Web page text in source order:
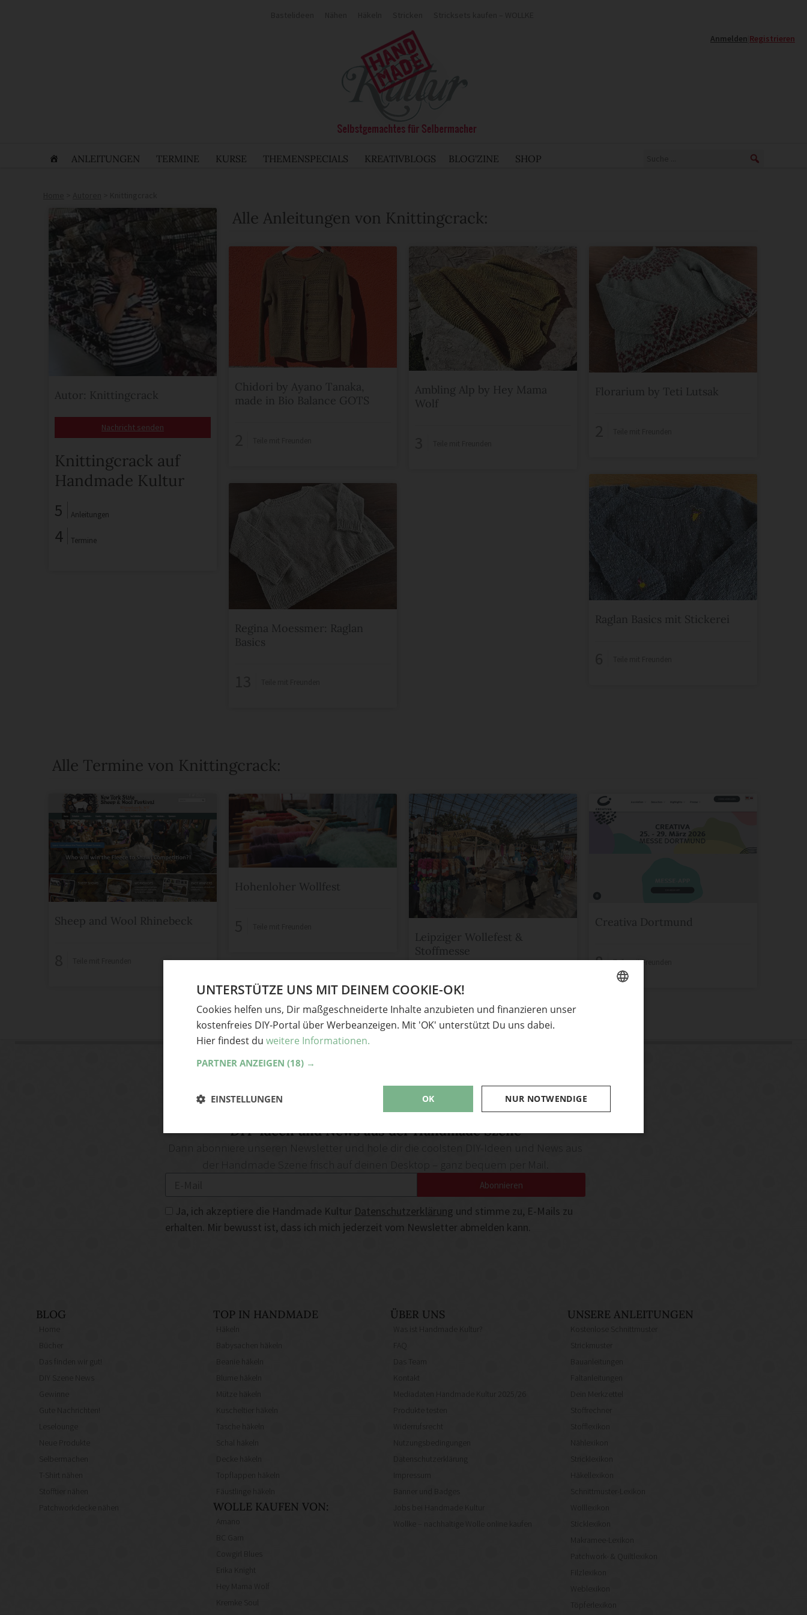
Anmelden Registrieren
ANLEITUNGEN TERMINE KURSE THEMENSPECIALS KREATIVBLOGS BLOG'ZINE SHOP
Autor: Knittingcrack
Nachricht senden
Knittingcrack auf
Handmade Kultur
5 Anleitungen
4 Termine
Alle Anleitungen von Knittingcrack:
Chidori by Ayano Tanaka,
made in Bio Balance GOTS
Ambling Alp by Hey Mama
Wolf
Florarium by Teti Lutsak
Raglan Basics mit Stickerei
Regina Moessmer: Raglan
Basics
Alle Termine von Knittingcrack:
Sheep and Wool Rhinebeck
Hohenloher Wollfest
Leipziger Wollefest &
Stoffmesse
6 Teile mit Freunden
Creativa Dortmund
8 Teile mit Freunden
DIY-Ideen und News aus der Handmade Szene
der Handmade Szene frisch auf deinen Desktop – ganz bequem per Mail.
Ja, ich akzeptiere die Handmade Kultur Datenschutzerklärung und stimme zu, E-Mails zu
erhalten. Mir bewusst ist, dass ich mich jederzeit vom Newsletter abmelden kann.
Abonnieren
BLOG
Das finden wir gut!
DIY Szene News
Gute Nachrichten!
Leselounge
Neue Produkte
T-Shirt nähen
Stofftier nähen
Patchworkdecke nähen
TOP IN HANDMADE
Häkeln
Babysachen häkeln
Blume häkeln
Mütze häkeln
Kuscheltier häkeln
Tasche häkeln
Topflappen häkeln
Fäustlinge häkeln
WOLLE KAUFEN VON:
Cowgirl Blues
Erika Knight
Hey Mama Wolf
Kremke Soul
ÜBER UNS
Was ist Handmade Kultur?
Das Team
Kontakt
Mediadaten Handmade Kultur 2025/26
Produkte testen
Widerrufsrecht
Nutzungsbedingungen
Datenschutzerklärung
Banner und Badges
Jobs bei Handmade Kultur
Wollke – nachhaltige Wolle online kaufen
UNSERE ANLEITUNGEN
Kostenlose Schnittmuster
Strickmuster
Bauanleitungen
Faltanleitungen
Dein Merkzettel
Stoffrechner
Stofflexikon
Nählexikon
Stricklexikon
Häkellexikon
Schnittmuster-Lexikon
Wolllexikon
Sticklexikon
Makramee-Lexikon
Patchwork- & Quiltlexikon
Filzlexikon
Töpferlexikon
UNTERSTÜTZE UNS MIT DEINEM COOKIE-OK!
Cookies helfen uns, Dir maßgeschneiderte Inhalte anzubieten und finanzieren unser
kostenfreies DIY-Portal über Werbeanzeigen. Mit 'OK' unterstützt Du uns dabei.
Hier findest du weitere Informationen.
PARTNER ANZEIGEN (18) →
OK NUR NOTWENDIGE
EINSTELLUNGEN